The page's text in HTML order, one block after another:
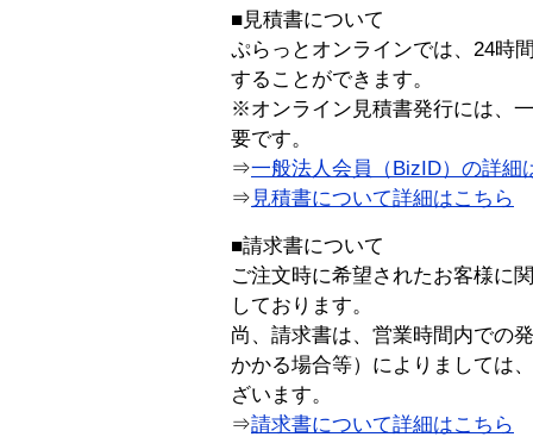
■見積書について
ぷらっとオンラインでは、24時
することができます。
※オンライン見積書発行には、
要です。
⇒一般法人会員（BizID）の詳細
⇒ 見積書について詳細はこちら
■請求書について
ご注文時に希望されたお客様に
しております。
尚、請求書は、営業時間内での
かかる場合等）によりましては
ざいます。
⇒請求書について詳細はこちら